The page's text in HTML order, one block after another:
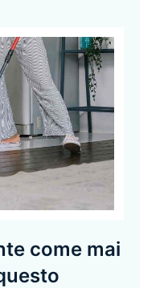
come mai